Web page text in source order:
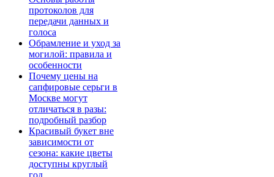
протоколов для
передачи данных и
голоса
Обрамление и уход за
могилой: правила и
особенности
Почему цены на
сапфировые серьги в
Москве могут
отличаться в разы:
подробный разбор
Красивый букет вне
зависимости от
сезона: какие цветы
доступны круглый